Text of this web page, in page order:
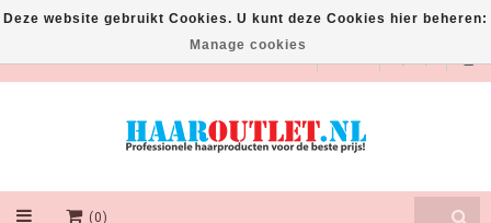
EUR
(0)
Deze website gebruikt Cookies. U kunt deze Cookies hier beheren:
Manage cookies